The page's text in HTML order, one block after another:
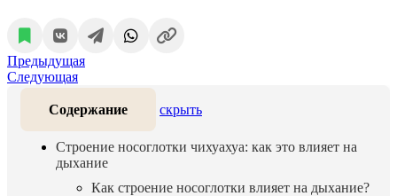
Предыдущая
Следующая
Содержание скрыть
Строение носоглотки чихуахуа: как это влияет на
дыхание
Как строение носоглотки влияет на дыхание?